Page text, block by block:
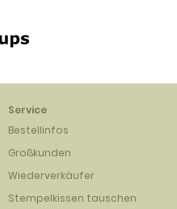
Service
Bestellinfos
Großkunden
Wiederverkäufer
Stempelkissen tauschen